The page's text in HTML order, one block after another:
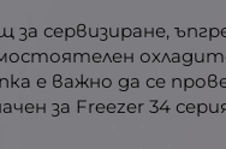
сервизиране,
е важно да се
за Freezer 34